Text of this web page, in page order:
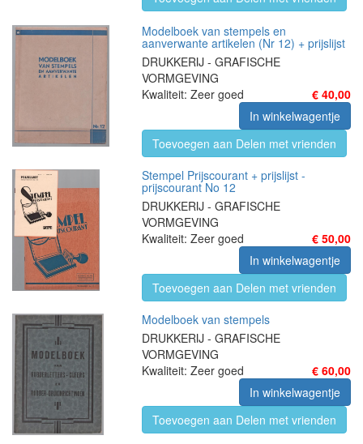
Modelboek van stempels en
aanverwante artikelen (Nr 12) + prijslijst
DRUKKERIJ - GRAFISCHE
VORMGEVING
€ 40,00
Kwaliteit: Zeer goed
In winkelwagentje
Toevoegen aan Delen met vrienden
Stempel Prijscourant + prijslijst -
prijscourant No 12
DRUKKERIJ - GRAFISCHE
VORMGEVING
€ 50,00
Kwaliteit: Zeer goed
In winkelwagentje
Toevoegen aan Delen met vrienden
Modelboek van stempels
DRUKKERIJ - GRAFISCHE
VORMGEVING
€ 60,00
Kwaliteit: Zeer goed
In winkelwagentje
Toevoegen aan Delen met vrienden